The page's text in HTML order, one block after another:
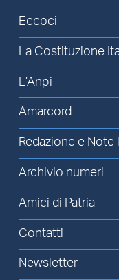
Eccoci
La Costituzione
L’Anpi
Amarcord
Redazione e Note
Archivio numeri
Amici di Patria
Contatti
Newsletter